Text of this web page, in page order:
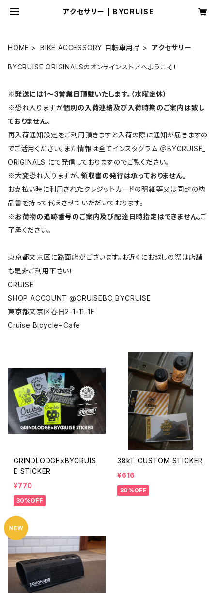
アクセサリー | BYCRUISE
HOME BIKE ACCESSORY 自転車用品 アクセサリー
BYCRUISE ORIGINALSのオンラインストアへようこそ！
※発送には1〜3営業日頂戴いたします。（水曜定休）
※恐れ入りますが個別の入荷連絡及び入荷時期のご案内は致し
ておりません。
再入荷通知設定をご利用頂きますと入荷の際に通知が届きますの
でご活用ください。また情報は全てインスタグラム ＠BYCRUISE_
ORIGINALS にて発信しておりますのでご覧ください。
※大変恐れ入りますが、 領収書の発行は承っておりません。
お支払い時に利用されたクレジットカードの明細等又は同封の納
品書を持って代えさせていただいております。
※ お荷物の追跡番号のご案内及び配達日時指定はできません。ご
了承ください。
東京都文京区に路面店がございます。お近くにお越しの際は店舗
も是非ご利用下さい！
CRUISE
SHOP ACCOUNT @CRUISEBC_BYCRUISE
東京都文京区春日2-1-11-1F
Cruise Bicycle+Cafe
GRINDLODGE×BYCRUIS
E STICKER
¥770
30%OFF
38kT CUSTOM STICKER
¥616
30%OFF